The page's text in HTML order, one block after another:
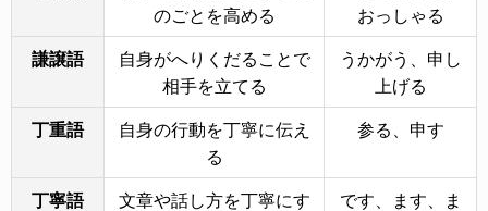
のごとを高める
おっしゃる
謙譲語
自身がへりくだることで
相手を立てる
うかがう、申し
上げる
丁重語
自身の行動を丁寧に伝え
る
参る、申す
丁寧語
文章や話し方を丁寧にす
です、ます、ま